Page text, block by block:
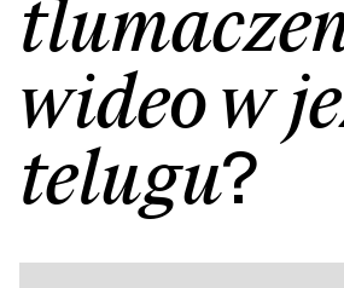
wideo w
telugu?